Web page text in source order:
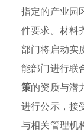
指定的产业园
件要求。材料
部门将启动实
能部门进行联
策的资质与潜
进行公示，接
与相关管理机